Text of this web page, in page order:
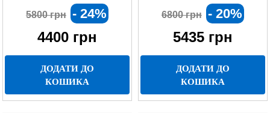
5800 грн - 24%
4400 грн
ДОДАТИ ДО
КОШИКА
6800 грн - 20%
5435 грн
ДОДАТИ ДО
КОШИКА